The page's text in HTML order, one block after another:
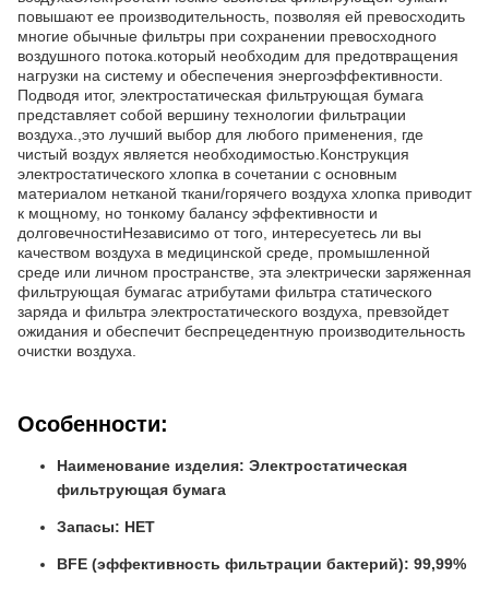
повышают ее производительность, позволяя ей превосходить
многие обычные фильтры при сохранении превосходного
воздушного потока.который необходим для предотвращения
нагрузки на систему и обеспечения энергоэффективности.
Подводя итог, электростатическая фильтрующая бумага
представляет собой вершину технологии фильтрации
воздуха.,это лучший выбор для любого применения, где
чистый воздух является необходимостью.Конструкция
электростатического хлопка в сочетании с основным
материалом нетканой ткани/горячего воздуха хлопка приводит
к мощному, но тонкому балансу эффективности и
долговечностиНезависимо от того, интересуетесь ли вы
качеством воздуха в медицинской среде, промышленной
среде или личном пространстве, эта электрически заряженная
фильтрующая бумагас атрибутами фильтра статического
заряда и фильтра электростатического воздуха, превзойдет
ожидания и обеспечит беспрецедентную производительность
очистки воздуха.
Особенности:
Наименование изделия: Электростатическая
фильтрующая бумага
Запасы: НЕТ
BFE (эффективность фильтрации бактерий): 99,99%